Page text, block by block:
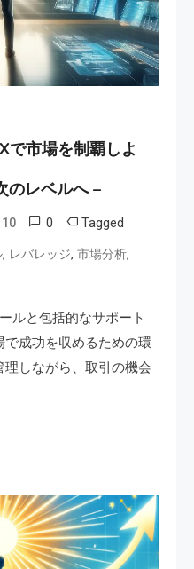
で市場を制覇しよ
のレベルへ –
0 Tagged
, レバレッジ, 市場分析,
ルと包括的なサポート
成功を収めるための環
しながら、取引の機会